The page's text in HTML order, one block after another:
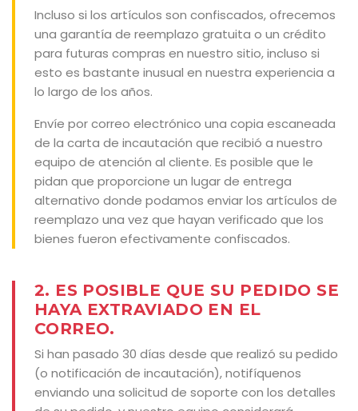
Incluso si los artículos son confiscados, ofrecemos
una garantía de reemplazo gratuita o un crédito
para futuras compras en nuestro sitio, incluso si
esto es bastante inusual en nuestra experiencia a
lo largo de los años.
Envíe por correo electrónico una copia escaneada
de la carta de incautación que recibió a nuestro
equipo de atención al cliente. Es posible que le
pidan que proporcione un lugar de entrega
alternativo donde podamos enviar los artículos de
reemplazo una vez que hayan verificado que los
bienes fueron efectivamente confiscados.
2. ES POSIBLE QUE SU PEDIDO SE
HAYA EXTRAVIADO EN EL
CORREO.
Si han pasado 30 días desde que realizó su pedido
(o notificación de incautación), notifíquenos
enviando una solicitud de soporte con los detalles